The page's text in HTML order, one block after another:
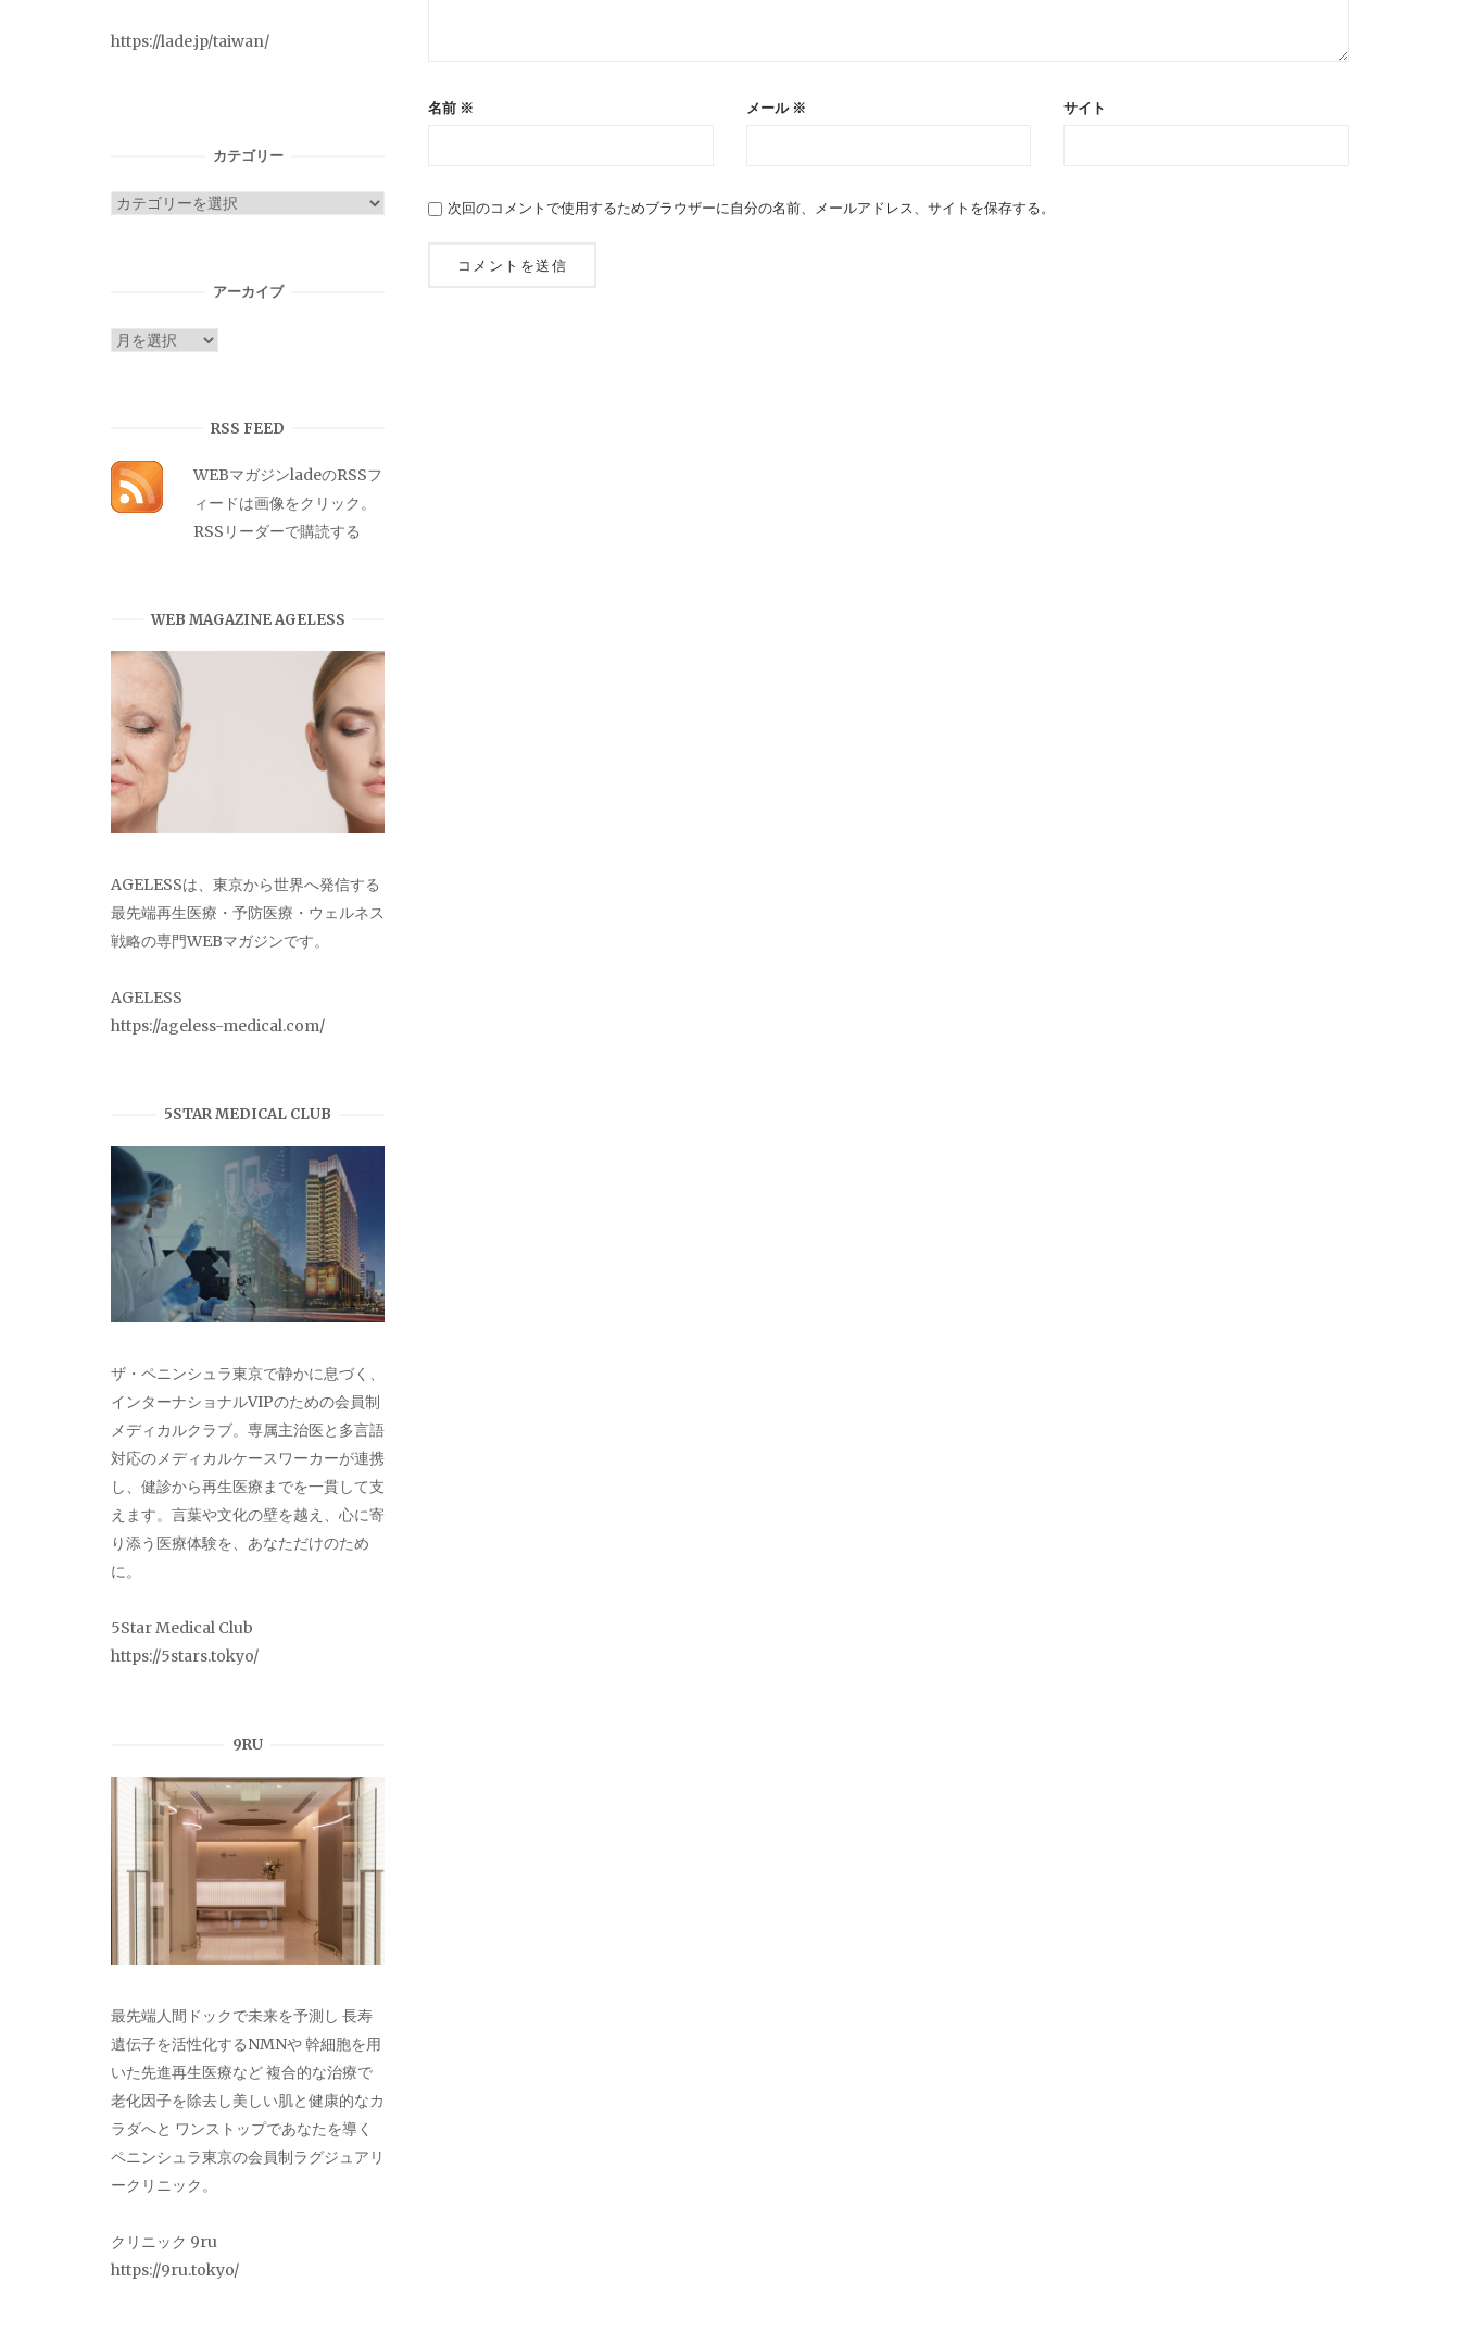
名前 ※ メール ※ サイト
次回のコメントで使用するためブラウザーに自分の名前、メールアドレス、サイトを保存する。
https://lade.jp/taiwan/
カテゴリー
カ
アーカイブ
ア
RSS FEED
WEBマガジンladeのRSSフ
ィードは画像をクリック。
RSSリーダーで購読する
WEB MAGAZINE AGELESS
AGELESSは、東京から世界へ発信する
最先端再生医療・予防医療・ウェルネス
戦略の専門WEBマガジンです。
AGELESS
https://ageless-medical.com/
5STAR MEDICAL CLUB
ザ・ペニンシュラ東京で静かに息づく、
インターナショナルVIPのための会員制
メディカルクラブ。専属主治医と多言語
対応のメディカルケースワーカーが連携
し、健診から再生医療までを一貫して支
えます。言葉や文化の壁を越え、心に寄
り添う医療体験を、あなただけのため
に。
5Star Medical Club
https://5stars.tokyo/
9RU
最先端人間ドックで未来を予測し 長寿
遺伝子を活性化するNMNや 幹細胞を用
いた先進再生医療など 複合的な治療で
老化因子を除去し美しい肌と健康的なカ
ラダへと ワンストップであなたを導く
ペニンシュラ東京の会員制ラグジュアリ
ークリニック。
クリニック 9ru
https://9ru.tokyo/